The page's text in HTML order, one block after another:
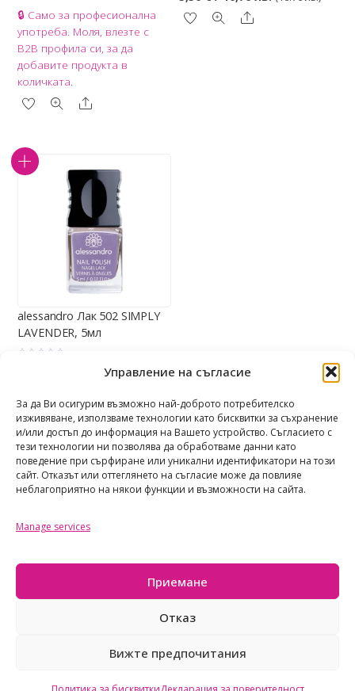
Управление на съгласие
За да Ви осигурим възможно най-доброто потребителско
изживяване, използваме технологии като бисквитки за съхранение
и/или достъп до информация на Вашето устройство. Съгласието с
тези технологии ни позволява да обработваме данни като
поведение при сърфиране или уникални идентификатори на този
сайт. Отказът или оттеглянето на съгласие може да повлияе
неблагоприятно на някои функции и възможности на сайта.
Manage services
Приемане
Отказ
Вижте предпочитания
ц
н
н
с
о
5
🔒 Само за професионална
употреба. Моля, влезте с
B2B профила си, за да
добавите продукта в
количката.
Share
Share
alessandro Лак 502 SIMPLY
LAVENDER, 5мл
е
н
о
0
о
т
5
/ 10,76 лв.(10.76 лв.)
Общи условия
Политика за бисквитките